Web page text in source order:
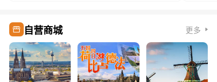
自营商城 更多